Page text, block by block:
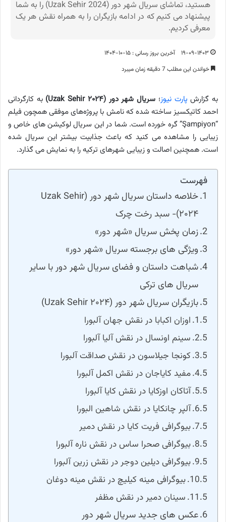
هستید، تماشای سریال شهر دور (Uzak Sehir 2024) را به شما
پیشنهاد می کنیم که در ادامه بازیگران را به همراه نقش هر یک
معرفی کردیم.
۱۹-۰۹-۱۴۰۳
آخرین بروز رسانی : ۱۵-۱۰-۱۴۰۴
خواندن این مطلب 7 دقیقه زمان میبرد
به گزارش پارت نیوز؛ سریال شهر دور (Uzak Sehir ۲۰۲۴)
به کارگردانی
احمد کاتیکسیز ساخته شده که نامش با پروژه‌های موفقی همچون فیلم
“Şampiyon” گره خورده است. شما در این سریال لوکیشن های خاص و
زیبایی را مشاهده می کنید که باعث جذابیت بیشتر این سریال شده
است. همچنین اصالت و زیبایی شهرهای ترکیه را به نمایش می گذارد.
فهرست
خلاصه داستان سریال شهر دور (Uzak Sehir
۲۰۲۴)- سبد رخت چرک
زمان پخش سریال «شهر دور»
ویژگی های برجسته سریال «شهر دور»
شباهت داستان و فضای سریال شهر دور با سایر
سریال های ترکی
بازیگران سریال شهر دور (Uzak Sehir ۲۰۲۴)
اوزان اکبابا در نقش جهان آلبورا
سینم اونسال در نقش آلیا آلبورا
کونجا جیلاسون در نقش صداقت آلبورا
مفید کایاجان در نقش اکمل آلبورا
آتاکان اوزکایا در نقش کایا آلبورا
آلپر چانکایا در نقش شاهین البورا
بیوگرافی فریت کایا در نقش دمیر
بیوگرافی صحرا ساس در نقش ناره آلبورا
بیوگرافی دیلین دوجر در نقش زرین آلبورا
بیوگرافی مینه کیلیچ در نقش مینه دوغان
سینان دمیر در نقش مظفر
عکس های جدید سریال شهر دور